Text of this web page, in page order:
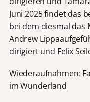
Juni 2025 findet das
bei dem diesmal das
Andrew
dirigiert und Felix
Wiederaufnahmen:
im Wunderland